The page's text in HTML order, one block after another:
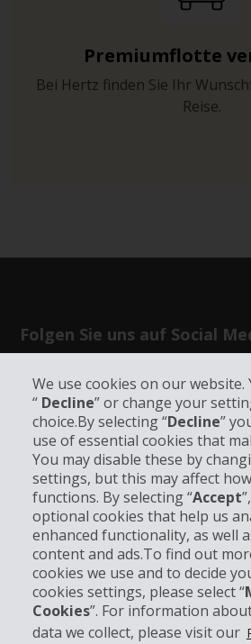
We use cookies on our website.
“ Decline” or change your
choice.By selecting “Decline”
use of essential cookies that
You may disable these by
settings, but this may affect
functions. By selecting “Accept
optional cookies that help us
enhanced functionality, as well
content and ads.To find out
cookies we use and to decide
cookies settings, please select “
Cookies”. For information
data we collect, please visit our
Premiumflotte
Bei Hertz finden Sie Ihr
Reise.
Folgen Sie uns auf Social
Unternehmensinformation
Partner
Kundenservice
Mieten bei Hertz